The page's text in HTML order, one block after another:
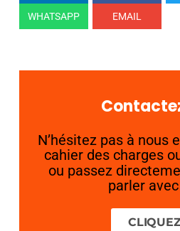
WHATSAPP EMAIL
N’hésitez pas à nous
cahier des charges
ou passez
parler